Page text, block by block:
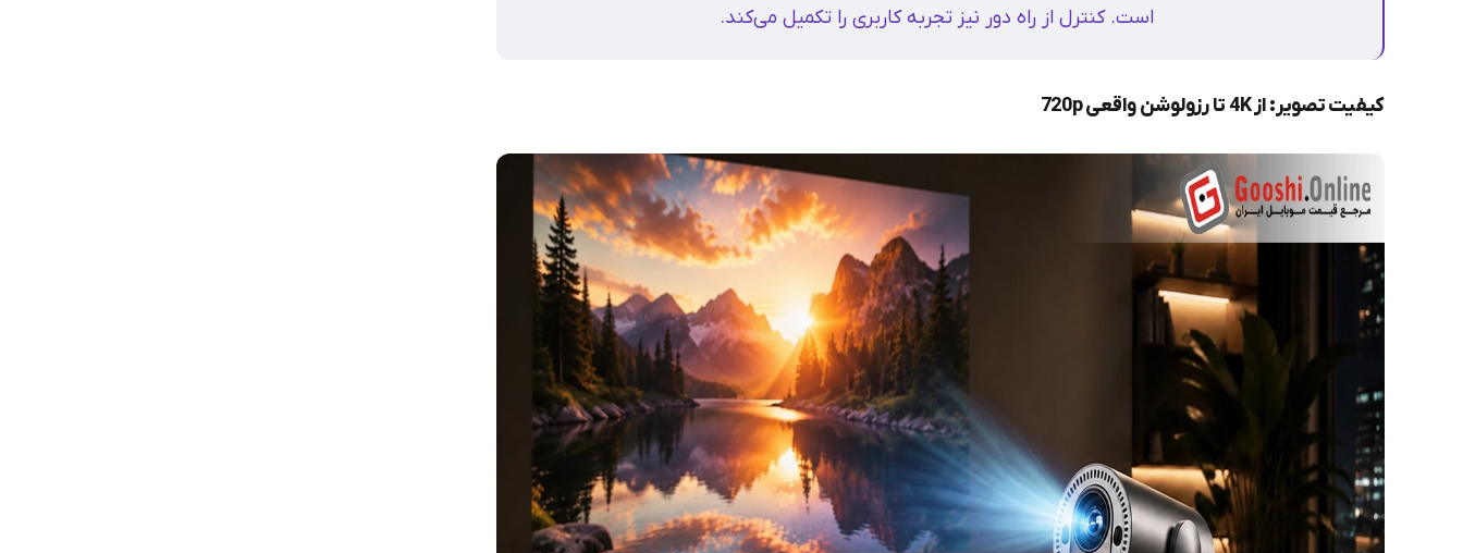
است. کنترل از راه دور نیز تجربه کاربری را تکمیل می‌کند.
کیفیت تصویر: از 4K تا رزولوشن واقعی 720p